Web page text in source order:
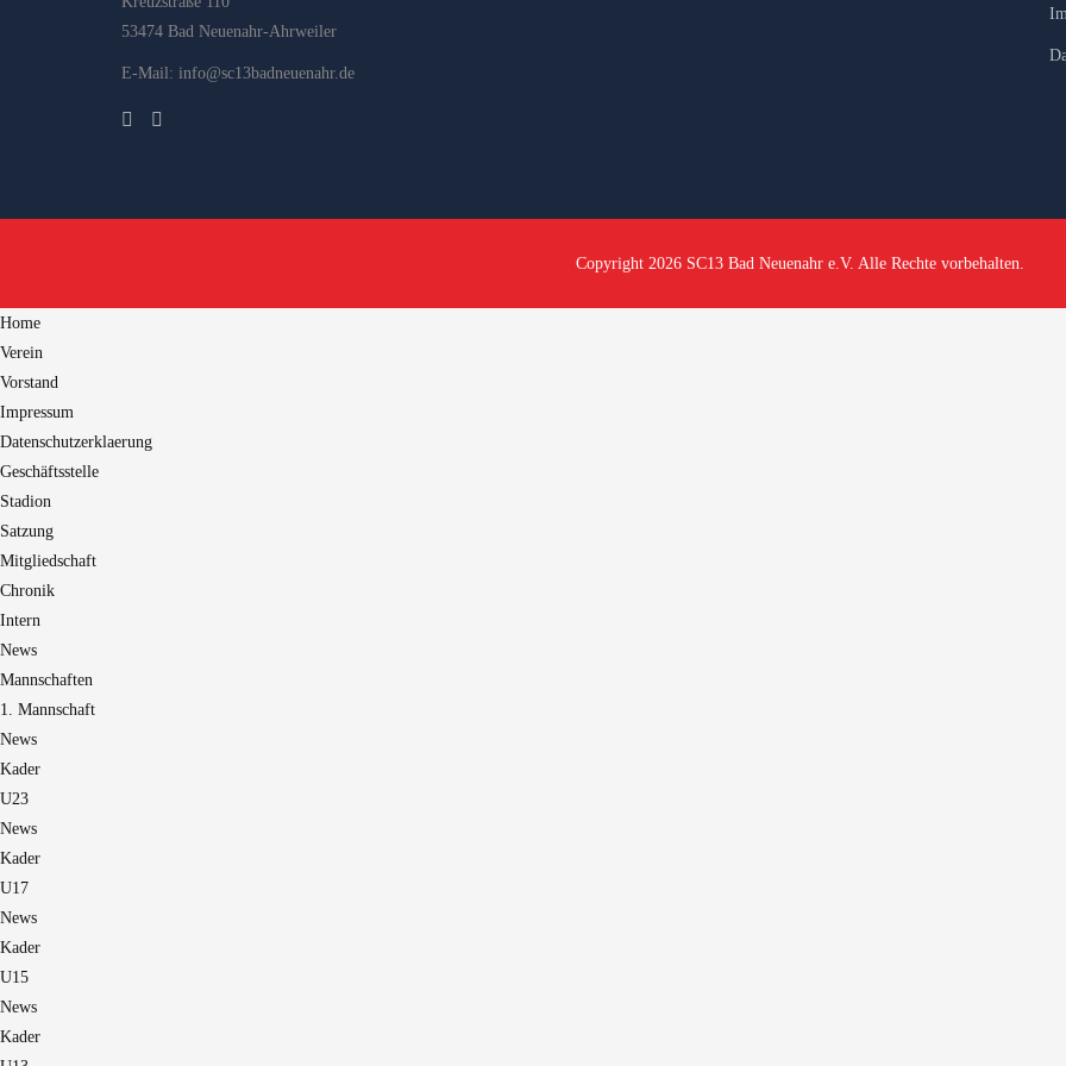
53474 Bad Neuenahr-Ahrweiler
E-Mail: info@sc13badneuenahr.de
Copyright 2026 SC13 Bad Neuenahr e.V. Alle Rechte vorbehalten.
Home
Verein
Vorstand
Impressum
Datenschutzerklaerung
Geschäftsstelle
Stadion
Satzung
Mitgliedschaft
Chronik
Intern
News
Mannschaften
1. Mannschaft
News
Kader
U23
News
Kader
U17
News
Kader
U15
News
Kader